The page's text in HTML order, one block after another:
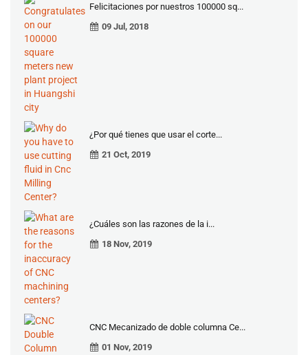
Felicitaciones por nuestros 100000 sq...
09 Jul, 2018
¿Por qué tienes que usar el corte...
21 Oct, 2019
¿Cuáles son las razones de la i...
18 Nov, 2019
CNC Mecanizado de doble columna Ce...
01 Nov, 2019